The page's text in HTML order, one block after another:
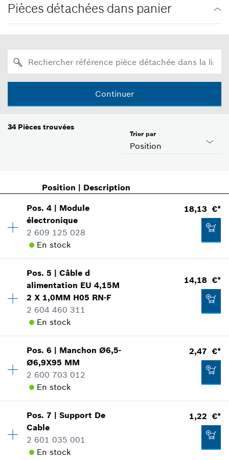
Pièces détachées dans panier
Continuer
34 Pièces trouvées
Position
Trier par
Position | Description
Pos.4 | Module
électronique
2 609 125 028
En stock
18,13 €*
Disponibilité 1
Groupe de prix:28
Informations pièces détachées
Adaptable sur outils
Positionner dans la vue éclatée
18,13 €*
Pos.5 |Câble d
alimentation EU 4,15M
2 X 1,0MM H05 RN-F
2 604 460 311
En stock
14,18 €*
Disponibilité 1
Groupe de prix
Informations pièces détachées
Adaptable sur outils
Positionner dans la vue éclatée
Pos.6 | Manchon Ø6,5-
Ø6,9X95 MM
2 600 703 012
En stock
2,47 €*
Disponibilité 1
Groupe de prix
Informations pièces détachées
Adaptable sur outils
Pos.7 |Support De
Cable
2 601 035 001
En stock
1,22 €*